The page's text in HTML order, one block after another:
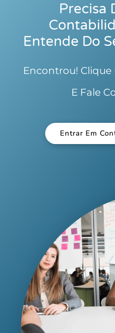
Precisa
Entende Do
Encontrou!
E Fale
Entrar Em